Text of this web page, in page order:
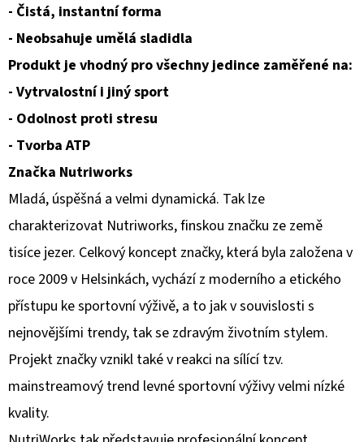
- Čistá, instantní forma
- Neobsahuje umělá sladidla
Produkt je vhodný pro všechny jedince zaměřené na:
- Vytrvalostní i jiný sport
- Odolnost proti stresu
- Tvorba ATP
Značka Nutriworks
Mladá, úspěšná a velmi dynamická. Tak lze
charakterizovat Nutriworks, finskou značku ze země
tisíce jezer. Celkový koncept značky, která byla založena v
roce 2009 v Helsinkách, vychází z moderního a etického
přístupu ke sportovní výživě, a to jak v souvislosti s
nejnovějšími trendy, tak se zdravým životním stylem.
Projekt značky vznikl také v reakci na sílící tzv.
mainstreamový trend levné sportovní výživy velmi nízké
kvality.